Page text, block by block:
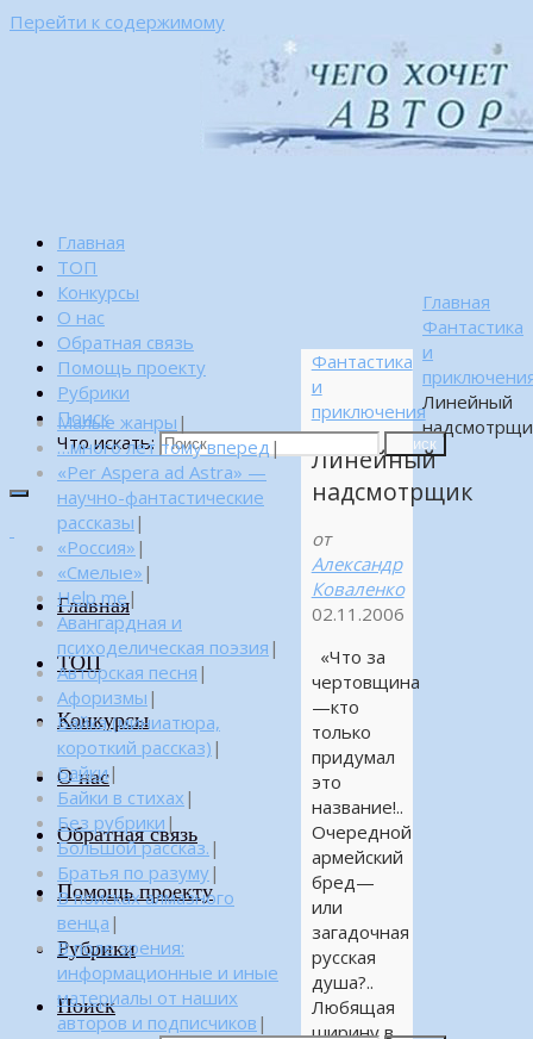
Перейти к содержимому
Главная
ТОП
Конкурсы
О нас
Обратная связь
Помощь проекту
Рубрики
Поиск
Что искать:
Поиск
Главная
ТОП
Конкурсы
О нас
Обратная связь
Помощь проекту
Рубрики
Поиск
Главная
Фантастика
и
Линейный
Фантастика
и
приключения
Линейный
надсмотрщик
от
Александр
Коваленко
02.11.2006
«Что за
чертовщина
—кто
только
придумал
это
название!..
Очередной
армейский
бред—
или
загадочная
русская
душа?..
Любящая
ширину в
Малые жанры |
…много лет тому вперед |
«Per Aspera ad Astra» —
научно-фантастические
рассказы |
«Россия» |
«Смелые» |
Help me|
Авангардная и
психоделическая поэзия |
Авторская песня |
Афоризмы |
Байка (миниатюра,
короткий рассказ) |
Байки|
Байки в стихах |
Без рубрики |
Большой рассказ. |
Братья по разуму|
В поисках алмазного
венца |
В поле зрения:
информационные и иные
материалы от наших
авторов и подписчиков |